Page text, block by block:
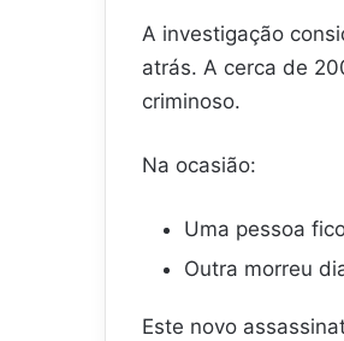
A investigação
atrás. A cerca de
criminoso.
Na ocasião:
Uma pessoa
Outra morreu
Este novo